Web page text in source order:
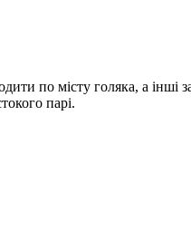
по місту голяка, а інші
парі.